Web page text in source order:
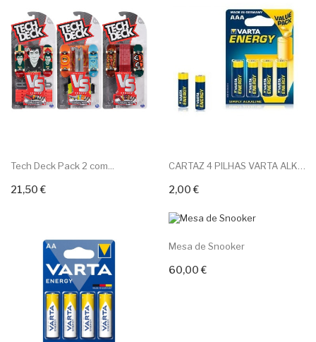
Tech Deck Pack 2 com...
21,50 €Adicionar ao carrinho 2,00 €Adicionar ao carrinho
Mesa de Snooker
60,00 €Adicionar ao carrinho